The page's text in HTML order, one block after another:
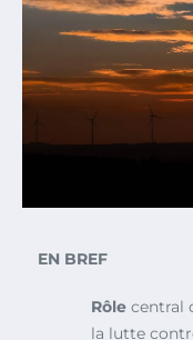
EN BREF
Rôle central
la lutte